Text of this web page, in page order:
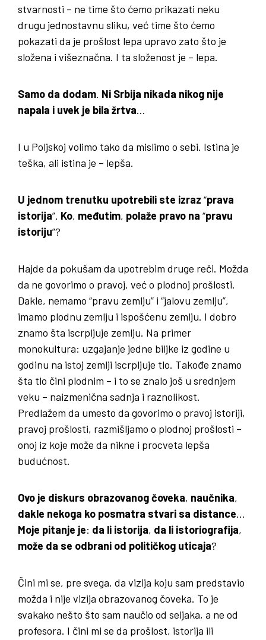
stvarnosti – ne time što ćemo prikazati neku
drugu jednostavnu sliku, već time što ćemo
pokazati da je prošlost lepa upravo zato što je
složena i višeznačna. I ta složenost je – lepa.
Samo da dodam. Ni Srbija nikada nikog nije
napala i uvek je bila žrtva…
I u Poljskoj volimo tako da mislimo o sebi. Istina je
teška, ali istina je – lepša.
U jednom trenutku upotrebili ste izraz “prava
istorija”. Ko, međutim, polaže pravo na “pravu
istoriju”?
Hajde da pokušam da upotrebim druge reči. Možda
da ne govorimo o pravoj, već o plodnoj prošlosti.
Dakle, nemamo “pravu zemlju” i “jalovu zemlju”,
imamo plodnu zemlju i ispošćenu zemlju. I dobro
znamo šta iscrpljuje zemlju. Na primer
monokultura: uzgajanje jedne biljke iz godine u
godinu na istoj zemlji iscrpljuje tlo. Takođe znamo
šta tlo čini plodnim – i to se znalo još u srednjem
veku – naizmenična sadnja i raznolikost.
Predlažem da umesto da govorimo o pravoj istoriji,
pravoj prošlosti, razmišljamo o plodnoj prošlosti –
onoj iz koje može da nikne i procveta lepša
budućnost.
Ovo je diskurs obrazovanog čoveka, naučnika,
dakle nekoga ko posmatra stvari sa distance…
Moje pitanje je: da li istorija, da li istoriografija,
može da se odbrani od političkog uticaja?
Čini mi se, pre svega, da vizija koju sam predstavio
možda i nije vizija obrazovanog čoveka. To je
svakako nešto što sam naučio od seljaka, a ne od
profesora. I čini mi se da prošlost, istorija ili